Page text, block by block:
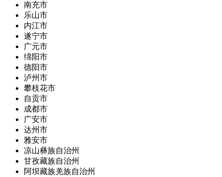
南充市
乐山市
内江市
遂宁市
广元市
绵阳市
德阳市
泸州市
攀枝花市
自贡市
成都市
广安市
达州市
雅安市
凉山彝族自治州
甘孜藏族自治州
阿坝藏族羌族自治州